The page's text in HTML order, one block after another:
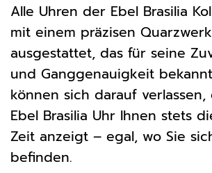
Alle Uhren der Ebel Brasilia
mit einem präzisen Quarzwerk
ausgestattet, das für seine
und Ganggenauigkeit
können sich darauf verlassen,
Ebel Brasilia Uhr Ihnen stets
Zeit anzeigt – egal, wo Sie
befinden.